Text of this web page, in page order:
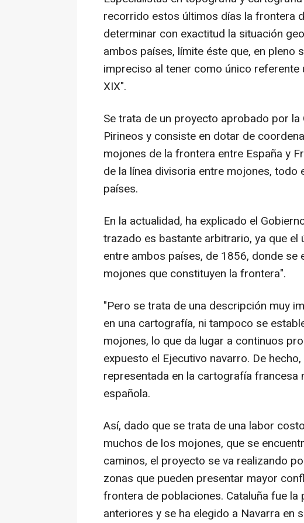
recorrido estos últimos días la frontera
determinar con exactitud la situación
ambos países, límite éste que, en pleno
impreciso al tener como único
XIX".
Se trata de un proyecto aprobado por
Pirineos y consiste en dotar de
mojones de la frontera entre España y
de la línea divisoria entre mojones,
países.
En la actualidad, ha explicado el
trazado es bastante arbitrario, ya que el
entre ambos países, de 1856, donde se
mojones que constituyen la frontera".
"Pero se trata de una descripción muy
en una cartografía, ni tampoco se
mojones, lo que da lugar a continuos
expuesto el Ejecutivo navarro. De
representada en la cartografía francesa
española.
Así, dado que se trata de una labor
muchos de los mojones, que se
caminos, el proyecto se va realizando
zonas que pueden presentar mayor
frontera de poblaciones. Cataluña fue
anteriores y se ha elegido a Navarra en